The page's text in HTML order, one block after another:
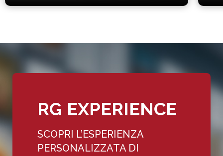
RG EXPERIENCE
SCOPRI L’ESPERIENZA
PERSONALIZZATA DI